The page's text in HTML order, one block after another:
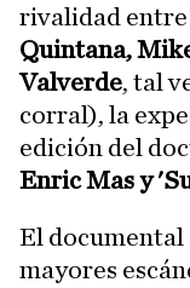
rivalidad entre
Quintana,
Valverde, tal
corral), la
edición del
Enric Mas y
El documental
mayores